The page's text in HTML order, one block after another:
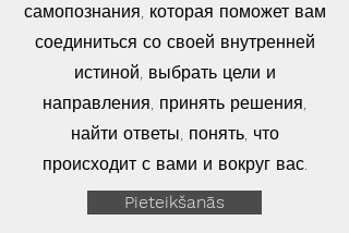
самопознания, которая поможет вам
соединиться со своей внутренней
истиной, выбрать цели и
направления, принять решения,
найти ответы, понять, что
происходит с вами и вокруг вас.
Pieteikšanās